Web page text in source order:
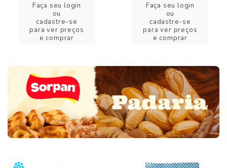
Faça seu login
ou
cadastre-se
para ver preços
e comprar
Faça seu login
ou
cadastre-se
para ver preços
e comprar